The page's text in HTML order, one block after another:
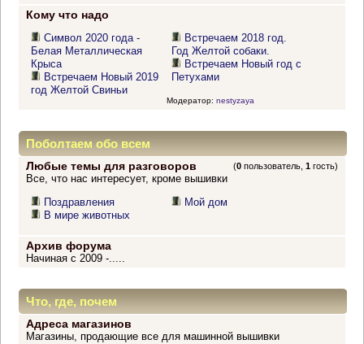
Кому что надо
Символ 2020 года -
Белая Металлическая
Крыса
Встречаем Новый 2019
год Желтой Свиньи
Встречаем 2018 год.
Год Желтой собаки.
Встречаем Новый год с
Петухами
Модератор: nestyzaya
Поболтаем обо всем
Любые темы для разговоров (0 пользователь,1 гость)
Все, что нас интересует, кроме вышивки
Поздравления
В мире животных
Мой дом
Архив форума
Начиная с 2009 -.....
Что, где, почем
Адреса магазинов
Магазины, продающие все для машинной вышивки